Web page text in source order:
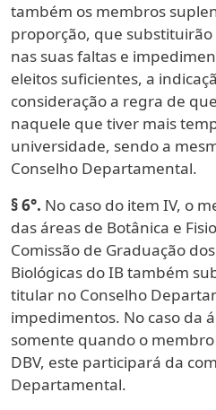
também os membros
proporção, que
nas suas faltas e
eleitos suficientes, a
consideração a regra de
naquele que tiver mais
universidade, sendo a
Conselho Departamental.
§ 6°. No caso do item IV, o
das áreas de Botânica e
Comissão de Graduação
Biológicas do IB também
titular no Conselho
impedimentos. No caso da
somente quando o
DBV, este participará da
Departamental.